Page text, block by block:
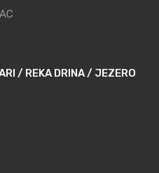
/ REKA DRINA / JEZERO